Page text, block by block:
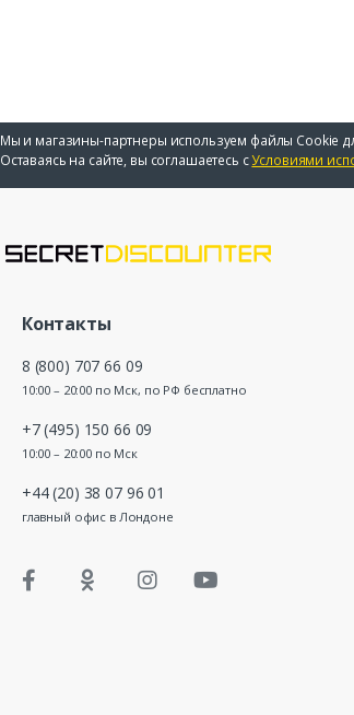
Мы и магазины-партнеры используем файлы Cookie
Оставаясь на сайте, вы соглашаетесь сУсловиями
Контакты
8 (800) 707 66 09
10:00 – 20:00 по Мск, по РФ бесплатно
+7 (495) 150 66 09
10:00 – 20:00 по Мск
+44 (20) 38 07 96 01
главный офис в Лондоне